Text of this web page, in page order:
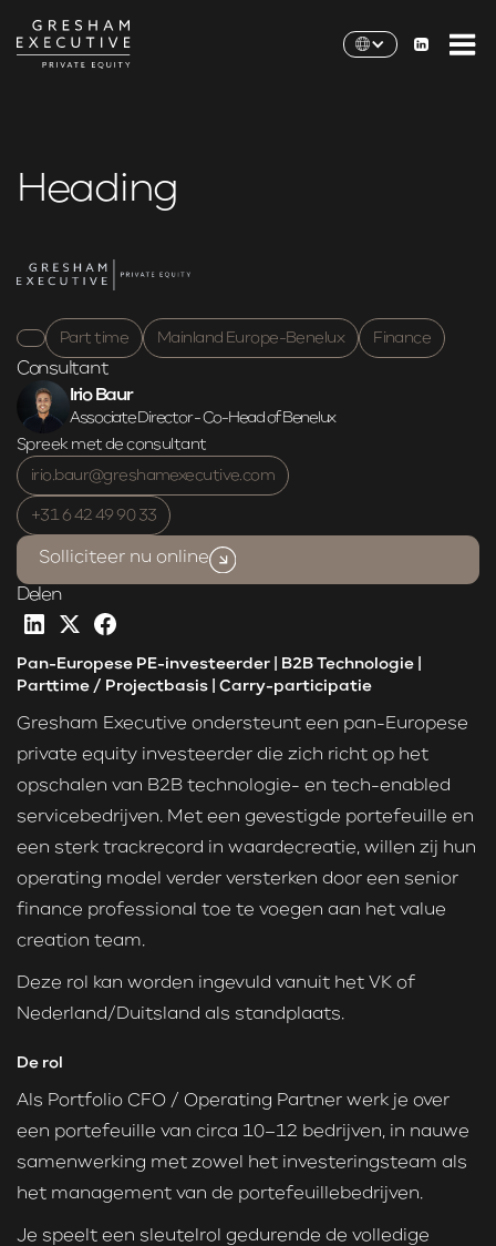
Heading
Part time Mainland Europe-Benelux Finance
Consultant
Irio Baur
Associate Director - Co-Head of Benelux
Spreek met de consultant
irio.baur@greshamexecutive.com
+31 6 42 49 90 33
Solliciteer nu online
Delen
Pan-Europese PE-investeerder | B2B Technologie |
Parttime / Projectbasis | Carry-participatie
Gresham Executive ondersteunt een pan-Europese
private equity investeerder die zich richt op het
opschalen van B2B technologie- en tech-enabled
servicebedrijven. Met een gevestigde portefeuille en
een sterk trackrecord in waardecreatie, willen zij hun
operating model verder versterken door een senior
finance professional toe te voegen aan het value
creation team.
Deze rol kan worden ingevuld vanuit het VK of
Nederland/Duitsland als standplaats.
De rol
Als Portfolio CFO / Operating Partner werk je over
een portefeuille van circa 10–12 bedrijven, in nauwe
samenwerking met zowel het investeringsteam als
het management van de portefeuillebedrijven.
Je speelt een sleutelrol gedurende de volledige